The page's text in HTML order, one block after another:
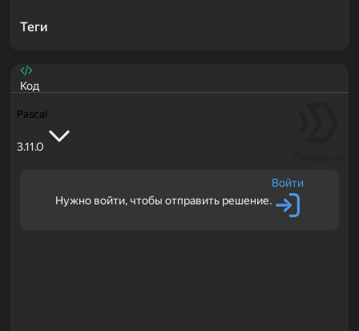
Теги
Код
Pascal
3.11.0
Нужно войти, чтобы отправить решение.
Войти